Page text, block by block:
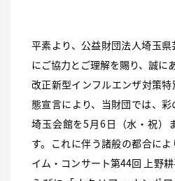
平素より、公益財団法人埼玉
にご協力とご理解を賜り、誠に
改正新型インフルエンザ対策
態宣言により、当財団では、彩
埼玉会館を5月6日（水・祝）
す。これに伴う諸般の都合に
イム・コンサート第44回 上野